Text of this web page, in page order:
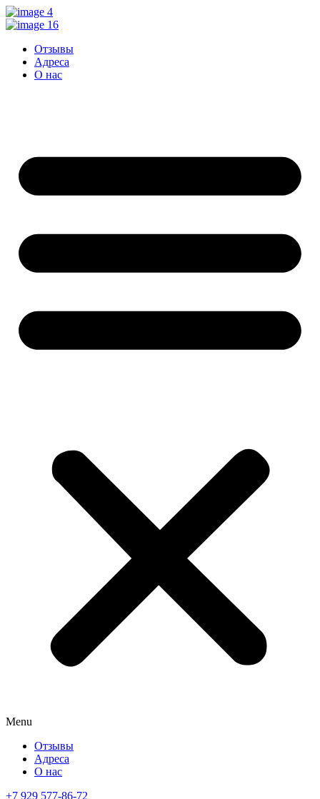
Перейти
к
Отзывы
Адреса
О нас
Menu
Отзывы
Адреса
О нас
+7 929 577-86-72